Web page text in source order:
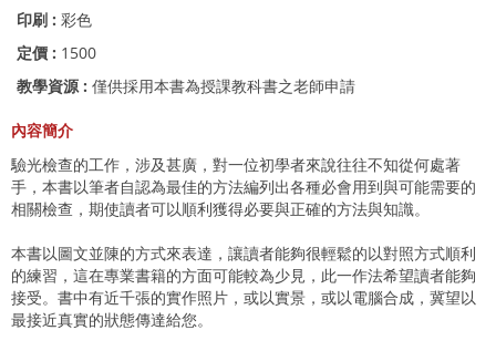
印刷 : 彩色
定價 : 1500
教學資源 : 僅供採用本書為授課教科書之老師申請
內容簡介
驗光檢查的工作，涉及甚廣，對一位初學者來說往往不知從何處著
手，本書以筆者自認為最佳的方法編列出各種必會用到與可能需要的
相關檢查，期使讀者可以順利獲得必要與正確的方法與知識。
本書以圖文並陳的方式來表達，讓讀者能夠很輕鬆的以對照方式順利
的練習，這在專業書籍的方面可能較為少見，此一作法希望讀者能夠
接受。書中有近千張的實作照片，或以實景，或以電腦合成，冀望以
最接近真實的狀態傳達給您。